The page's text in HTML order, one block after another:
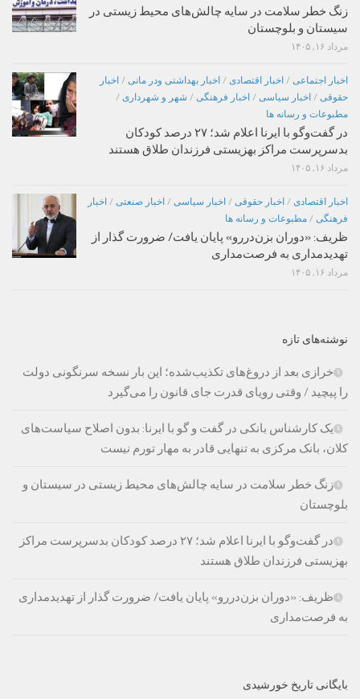
زنگ خطر سلامت در سایه چالش‌های محیط زیستی در
سیستان و بلوچستان
مرداد ۱۶, ۱۴۰۵
اخبار اجتماعی / اخبار اقتصادی / اخبار بهداشتی ودر مانی / اخبار
حقوقی / اخبار سیاسی / اخبار فرهنگی / شهر و شهرداری /
مطبوعات و رسانه ها
در گفت‌وگو با ایرنا اعلام شد؛ ۲۷ درصد کودکان
بدسرپرست مراکز بهزیستی فرزندان طلاق هستند
مرداد ۱۶, ۱۴۰۵
اخبار اقتصادی / اخبار حقوقی / اخبار سیاسی / اخبار صنعتی / اخبار
فرهنگی / مطبوعات و رسانه ها
ظریف: «دوران بزن‌دررو» پایان یافت/ ضرورت گذار از
تهدیدمداری به فرصت‌مداری
مرداد ۱۶, ۱۴۰۵
نوشته‌های تازه
خرازی بعد از دروغ‌های تکذیب‌شده؛ این بار نسخه سرنگونی دولت
را پیچید / وقتی رویای قدرت جای قانون را می‌گیرد
یک کارشناس بانکی در گفت و گو با ایرنا: بدون اصلاح سیاست‌های
کلان، بانک مرکزی به تنهایی قادر به مهار تورم نیست
زنگ خطر سلامت در سایه چالش‌های محیط زیستی در سیستان و
بلوچستان
در گفت‌وگو با ایرنا اعلام شد؛ ۲۷ درصد کودکان بدسرپرست مراکز
بهزیستی فرزندان طلاق هستند
ظریف: «دوران بزن‌دررو» پایان یافت/ ضرورت گذار از تهدیدمداری
به فرصت‌مداری
بایگانی تاریخ خورشیدی